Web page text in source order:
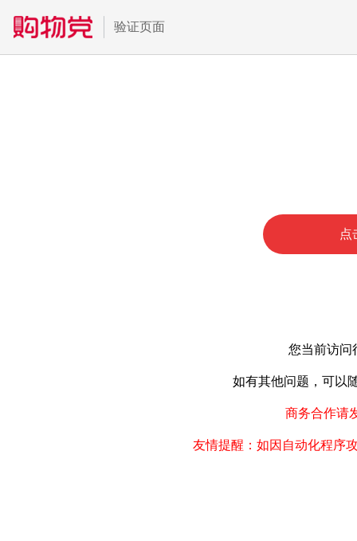
验证页面
点
您当前访问
如有其他问题，可以
商务合作请
友情提醒：如因自动化程序